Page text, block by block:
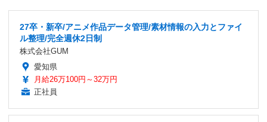
27卒・新卒/アニメ作品データ管理/素材情報の入力とファイ
ル整理/完全週休2日制
株式会社GUM
愛知県
月給26万100円～32万円
正社員